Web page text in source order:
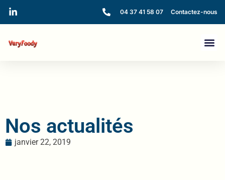
04 37 41 58 07 Contactez-nous
Nos actualités
janvier 22, 2019